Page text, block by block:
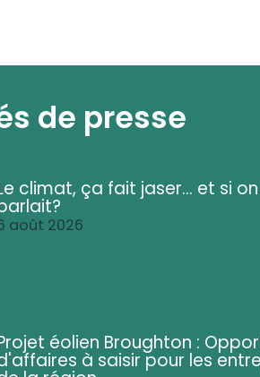
de presse
climat, ça fait jaser... et si
août 2026
éolien Broughton :
à saisir pour les